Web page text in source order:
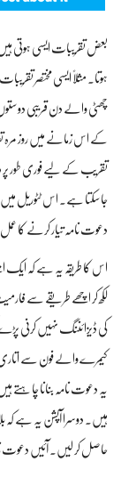
بعض تقریبات ایسی ہوتی
ہوتا۔ مثلاً‌ ایسی مختصر
چھٹی والے دن قریبی دوستوں
کے اس زمانے میں روز مرہ
تقریب کے لیے فوری طور پر
دعوت نامہ تیار کرنے کا عمل
اس کا طریقہ یہ ہے کہ ایک
لکھ کر اچھے طریقے سے
کی ڈیزائننگ نہیں کرنی
کیمرے والے فون سے اتاری
یہ دعوت نامہ بنانا چاہتے
ہیں۔ دوسرا آپشن یہ ہے کہ
حاصل کر لیں۔ آئیں دعوت